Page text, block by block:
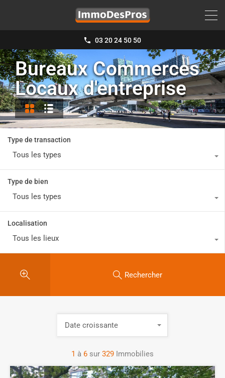
03 20 24 50 50
Bureaux Commerces
Locaux d'entreprise
Type de transaction
Tous les types
Type de bien
Tous les types
Localisation
Tous les lieux
Rechercher
1 à 6 sur 329 Immobilies
Date croissante